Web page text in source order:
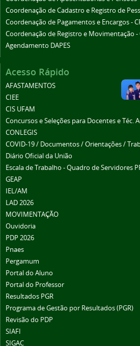
Coordenação de Cadastro e Registro de
Coordenação de Pagamentos e Encargos -
Coordenação de Registro e Movimentação -
Agendamento DAPES
Acesso Rápido
AFASTAMENTOS
CIEE
CIS UFAM
Concursos e Seleções para Docentes e Téc.
CONLEGIS
COVID-19 / Documentos / Orientações /
Diário Oficial da União
Escala de Trabalho - Quadro de Servidores
GEAP
IEL/AM
LAD 2026
MOVIMENTAÇÃO
Ouvidoria
PDP 2026
Pnaes
Pergamum
Portal do Aluno
Portal do Professor
Resultados PGR
Programa de Gestão por Resultados (PGR)
Revisão do PDP
SIAFI
SIGAC